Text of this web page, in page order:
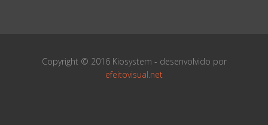
Copyright © 2016 Kiosystem - desenvolvido por
efeitovisual.net